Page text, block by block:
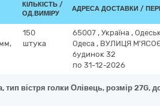
КІЛЬКІСТЬ /
ОД.ВИМІРУ
АДРЕСА ДОСТАВКИ /
150
штука
65007 , Україна ,
Одеса , ВУЛИЦЯ
будинок 32
по 31-12-2026
тип вістря голки Олівець, розмір